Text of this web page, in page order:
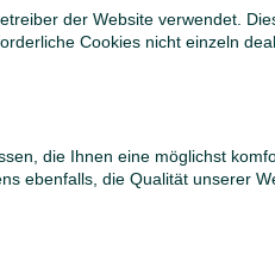
der Website verwendet.
Cookies nicht einzeln
die Ihnen eine möglichst
ebenfalls, die Qualität unserer